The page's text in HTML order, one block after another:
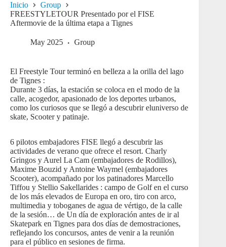
Inicio
Group
FREESTYLETOUR Presentado por el FISE
Aftermovie de la última etapa a Tignes
May 2025 Group
El Freestyle Tour terminó en belleza a la orilla del lago
de Tignes :
Durante 3 días, la estación se coloca en el modo de la
calle, acogedor, apasionado de los deportes urbanos,
como los curiosos que se llegó a descubrir eluniverso de
skate, Scooter y patinaje.
6 pilotos embajadores FISE llegó a descubrir las
actividades de verano que ofrece el resort. Charly
Gringos y Aurel La Cam (embajadores de Rodillos),
Maxime Bouzid y Antoine Waymel (embajadores
Scooter), acompañado por los patinadores Marcello
Tiffou y Stellio Sakellarides : campo de Golf en el curso
de los más elevados de Europa en oro, tiro con arco,
multimedia y toboganes de agua de vértigo, de la calle
de la sesión… de Un día de exploración antes de ir al
Skatepark en Tignes para dos días de demostraciones,
reflejando los concursos, antes de venir a la reunión
para el público en sesiones de firma.